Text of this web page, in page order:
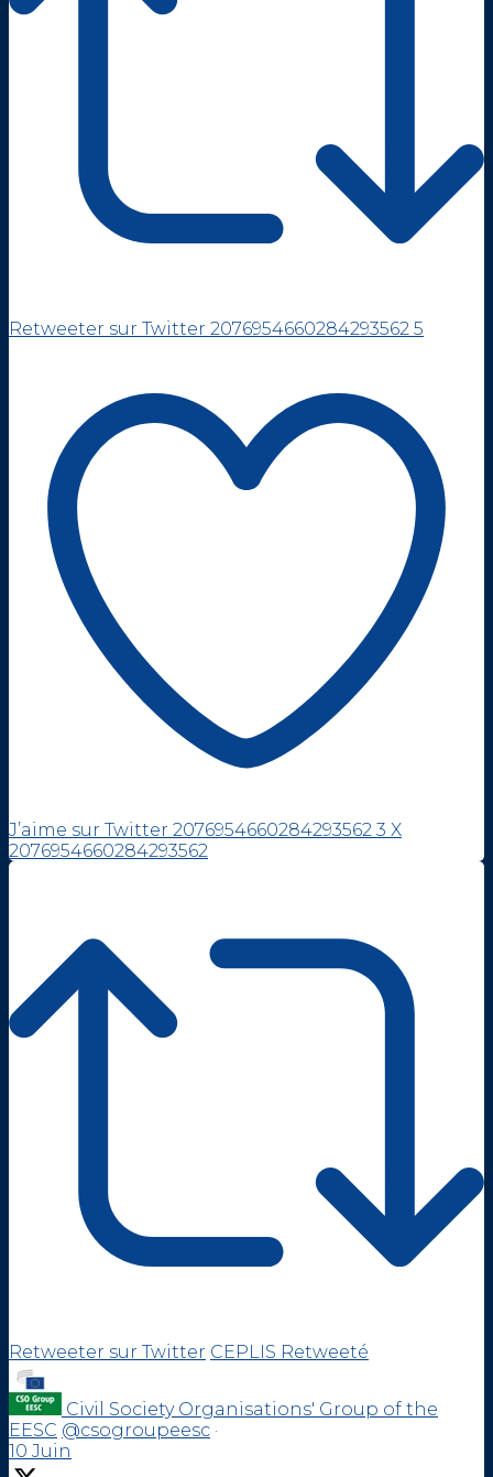
Retweeter sur Twitter 2076954660284293562 5
J’aime sur Twitter 2076954660284293562 3 X
2076954660284293562
Retweeter sur Twitter CEPLIS Retweeté
Civil Society Organisations' Group of the
EESC @csogroupeesc ·
10 Juin